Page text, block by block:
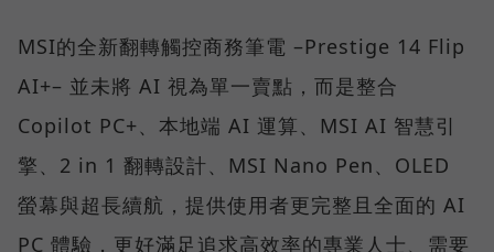
MSI的全新翻轉觸控商務筆電 –Prestige 14 Flip
AI+– 並未將 AI 視為單一賣點，而是整合
Copilot PC+、本地端 AI 運算、MSI AI 智慧引
擎、2 in 1 翻轉設計、MSI Nano Pen、OLED
螢幕與超長續航，提供使用者更完整且全面的 AI
PC 體驗，更好滿足追求高效率的專業人士、需要